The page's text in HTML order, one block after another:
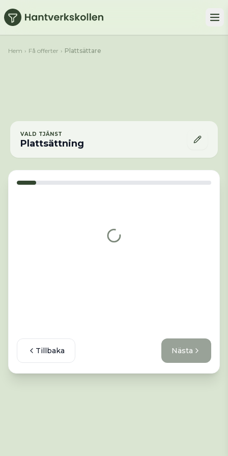
Hoppa till huvudinnehåll
Hem › Få offerter › Plattsättare
VALD TJÄNST
Plattsättning
Laddar
Tillbaka Nästa